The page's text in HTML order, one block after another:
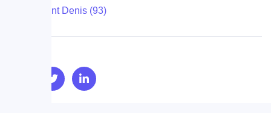
Seine Saint Denis (93)